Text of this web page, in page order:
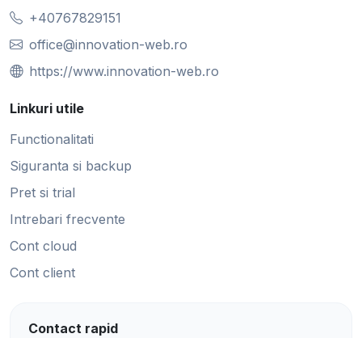
+40767829151
office@innovation-web.ro
https://www.innovation-web.ro
Linkuri utile
Functionalitati
Siguranta si backup
Pret si trial
Intrebari frecvente
Cont cloud
Cont client
Contact rapid